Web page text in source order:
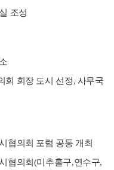
조성
회 회장 도시 선정, 사무국
협의회 포럼 공동 개최
협의회(미추홀구,연수구,